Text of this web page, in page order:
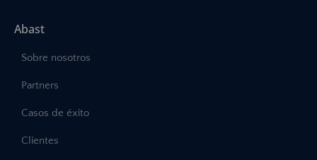
Abast
Sobre nosotros
Partners
Casos de éxito
Clientes